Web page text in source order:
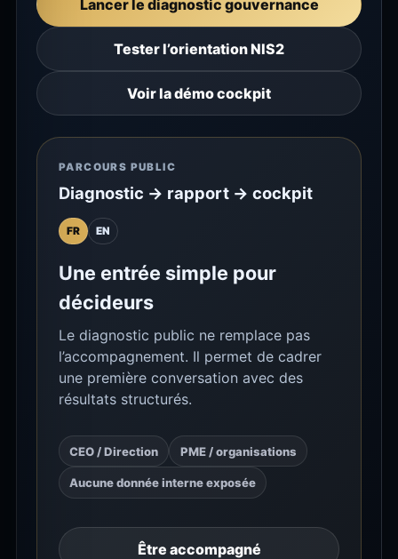
Lancer le diagnostic gouvernance
Tester l’orientation NIS2
Voir la démo cockpit
PARCOURS PUBLIC
Diagnostic → rapport → cockpit
FR EN
Une entrée simple pour
décideurs
Le diagnostic public ne remplace pas
l’accompagnement. Il permet de cadrer
une première conversation avec des
résultats structurés.
CEO / Direction PME / organisations
Aucune donnée interne exposée
Être accompagné